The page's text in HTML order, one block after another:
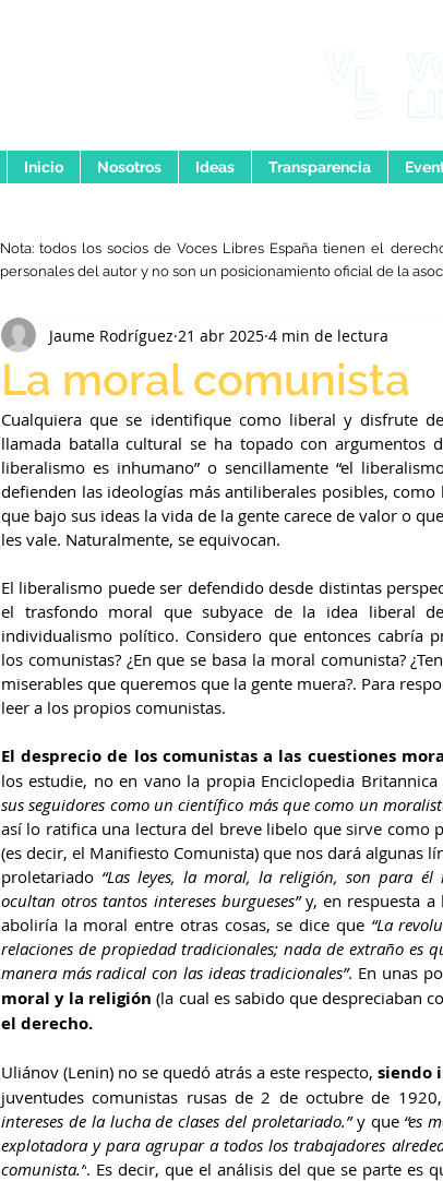
Inicio Nosotros Ideas Transparencia
Nota: todos los socios de Voces Libres España tienen el
personales del autor y no son un posicionamiento oficial de la
La moral comunista
Jaume Rodríguez 21 abr 2025 4 min de lectura
Cualquiera que se identifique como liberal y disfrute
llamada batalla cultural se ha topado con argumentos
liberalismo es inhumano” o sencillamente “el
defienden las ideologías más antiliberales posibles,
que bajo sus ideas la vida de la gente carece de valor o
les vale. Naturalmente, se equivocan.
El liberalismo puede ser defendido desde distintas
el trasfondo moral que subyace de la idea liberal
individualismo político. Considero que entonces cabría
los comunistas? ¿En que se basa la moral comunista?
miserables que queremos que la gente muera?. Para
leer a los propios comunistas.
El desprecio de los comunistas a las cuestiones
los estudie, no en vano la propia Enciclopedia Britannica
sus seguidores como un científico más que como un
así lo ratifica una lectura del breve libelo que sirve como
(es decir, el Manifiesto Comunista) que nos dará algunas
proletariado “Las leyes, la moral, la religión, son para él
ocultan otros tantos intereses burgueses” y, en respuesta a
aboliría la moral entre otras cosas, se dice que “La
relaciones de propiedad tradicionales; nada de extraño es
manera más radical con las ideas tradicionales”. En unas
moral y la religión (la cual es sabido que despreciaban
el derecho.
Uliánov (Lenin) no se quedó atrás a este respecto, siendo
juventudes comunistas rusas de 2 de octubre de
intereses de la lucha de clases del proletariado.” y que “es
explotadora y para agrupar a todos los trabajadores
comunista.”. Es decir, que el análisis del que se parte es